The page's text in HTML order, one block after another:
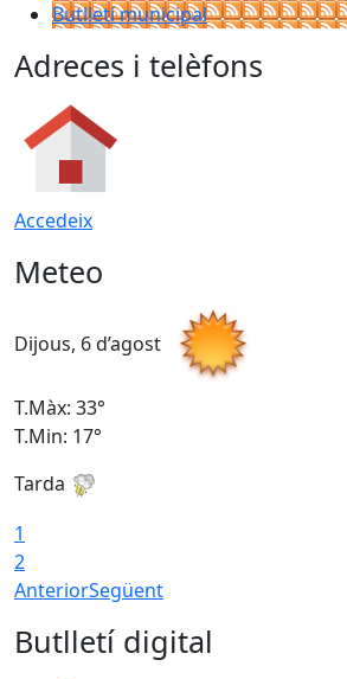
Butlletí municipal
Adreces i telèfons
Accedeix
Meteo
Dijous, 6 d’agost
T.Màx: 33°
T.Min: 17°
Tarda
1
2
AnteriorSegüent
Butlletí digital